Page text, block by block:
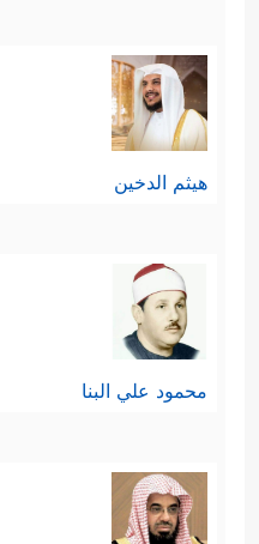
هيثم الدخين
محمود علي البنا